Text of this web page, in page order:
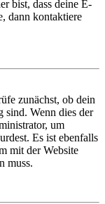
bist, dass deine E-
dann kontaktiere
zunächst, ob dein
sind. Wenn dies der
um
Es ist ebenfalls
mit der Website
muss.